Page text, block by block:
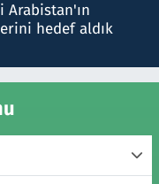
Arabistan'ın
hedef aldık